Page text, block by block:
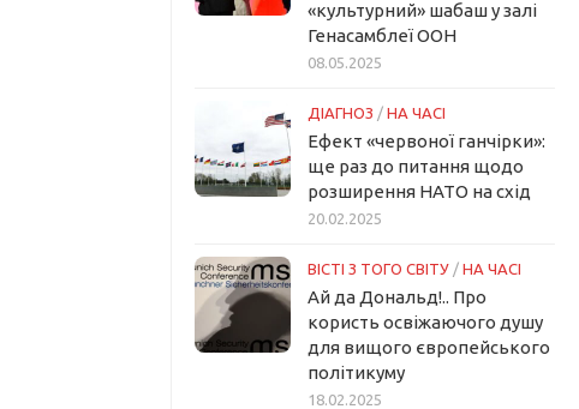
«культурний» шабаш у залі
Генасамблеї ООН
08.05.2025
ДІАГНОЗ / НА ЧАСІ
Ефект «червоної ганчірки»:
ще раз до питання щодо
розширення НАТО на схід
20.02.2025
ВІСТІ З ТОГО СВІТУ / НА ЧАСІ
Ай да Дональд!.. Про
користь освіжаючого душу
для вищого європейського
політикуму
18.02.2025